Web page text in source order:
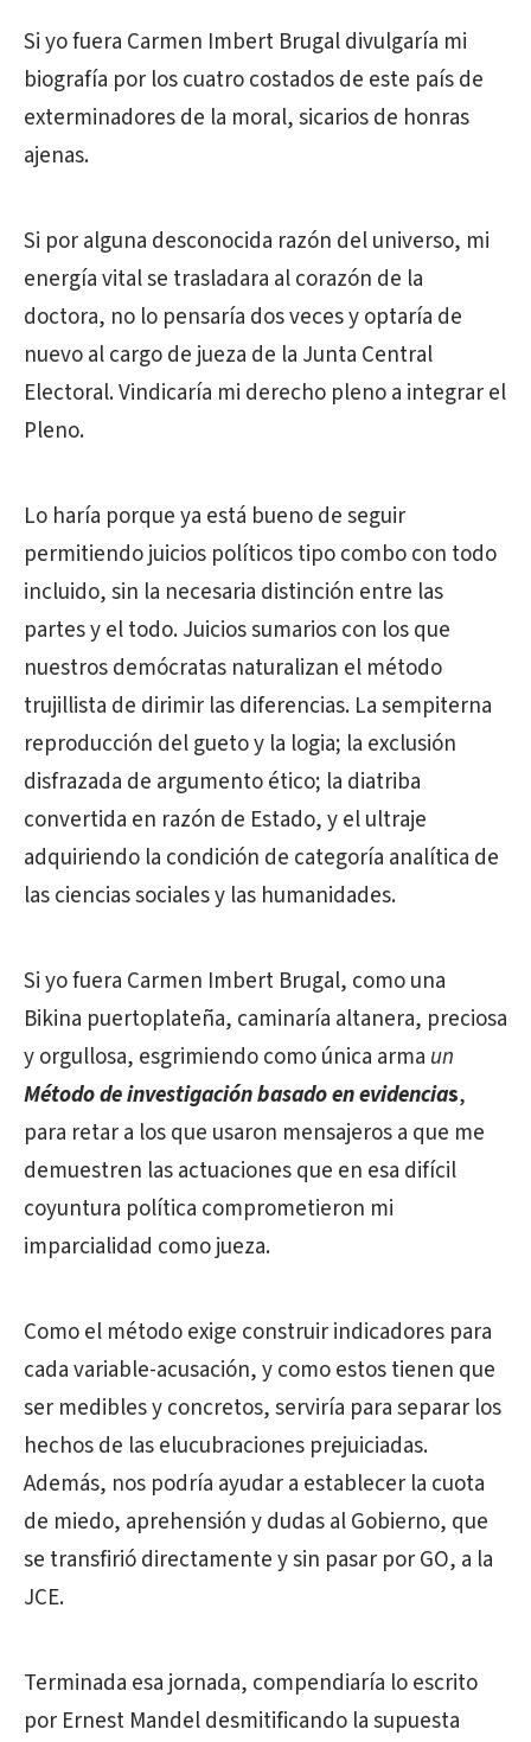
Si yo fuera Carmen Imbert Brugal divulgaría mi
biografía por los cuatro costados de este país de
exterminadores de la moral, sicarios de honras
ajenas.
Si por alguna desconocida razón del universo, mi
energía vital se trasladara al corazón de la
doctora, no lo pensaría dos veces y optaría de
nuevo al cargo de jueza de la Junta Central
Electoral. Vindicaría mi derecho pleno a integrar el
Pleno.
Lo haría porque ya está bueno de seguir
permitiendo juicios políticos tipo combo con todo
incluido, sin la necesaria distinción entre las
partes y el todo. Juicios sumarios con los que
nuestros demócratas naturalizan el método
trujillista de dirimir las diferencias. La sempiterna
reproducción del gueto y la logia; la exclusión
disfrazada de argumento ético; la diatriba
convertida en razón de Estado, y el ultraje
adquiriendo la condición de categoría analítica de
las ciencias sociales y las humanidades.
Si yo fuera Carmen Imbert Brugal, como una
Bikina puertoplateña, caminaría altanera, preciosa
y orgullosa, esgrimiendo como única arma un
Método de investigación basado en evidencias,
para retar a los que usaron mensajeros a que me
demuestren las actuaciones que en esa difícil
coyuntura política comprometieron mi
imparcialidad como jueza.
Como el método exige construir indicadores para
cada variable-acusación, y como estos tienen que
ser medibles y concretos, serviría para separar los
hechos de las elucubraciones prejuiciadas.
Además, nos podría ayudar a establecer la cuota
de miedo, aprehensión y dudas al Gobierno, que
se transfirió directamente y sin pasar por GO, a la
JCE.
Terminada esa jornada, compendiaría lo escrito
por Ernest Mandel desmitificando la supuesta